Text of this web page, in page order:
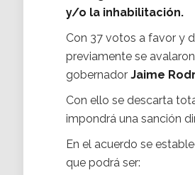
y/o la inhabilitación.
Con 37 votos a favor y
previamente se
gobernador Jaime
Con ello se descarta
impondrá una sanción
En el acuerdo se
que podrá ser: